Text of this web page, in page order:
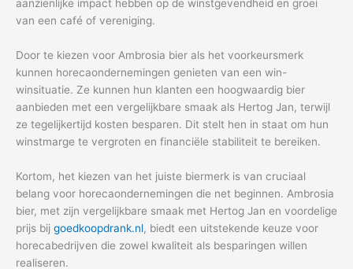
aanzienlijke impact hebben op de winstgevendheid en groei
van een café of vereniging.
Door te kiezen voor Ambrosia bier als het voorkeursmerk
kunnen horecaondernemingen genieten van een win-
winsituatie. Ze kunnen hun klanten een hoogwaardig bier
aanbieden met een vergelijkbare smaak als Hertog Jan, terwijl
ze tegelijkertijd kosten besparen. Dit stelt hen in staat om hun
winstmarge te vergroten en financiële stabiliteit te bereiken.
Kortom, het kiezen van het juiste biermerk is van cruciaal
belang voor horecaondernemingen die net beginnen. Ambrosia
bier, met zijn vergelijkbare smaak met Hertog Jan en voordelige
prijs bij goedkoopdrank.nl, biedt een uitstekende keuze voor
horecabedrijven die zowel kwaliteit als besparingen willen
realiseren.